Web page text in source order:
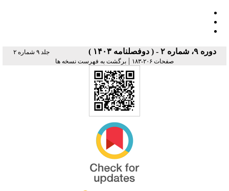
دوره ۹، شماره ۲ - ( دوفصلنامه ۱۴۰۳ )
جلد ۹ شماره ۲
صفحات ۲۰۶-۱۸۳
| برگشت به فهرست نسخه ها